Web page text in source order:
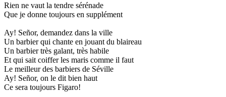
Rien ne vaut la tendre sérénade
Que je donne toujours en supplément
Ay! Señor, demandez dans la ville
Un barbier qui chante en jouant du blaireau
Un barbier très galant, très habile
Et qui sait coiffer les maris comme il faut
Le meilleur des barbiers de Séville
Ay! Señor, on le dit bien haut
Ce sera toujours Figaro!